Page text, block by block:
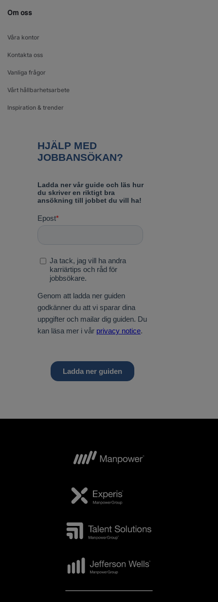
Om oss
Våra kontor
Kontakta oss
Vanliga frågor
Vårt hållbarhetsarbete
Inspiration & trender